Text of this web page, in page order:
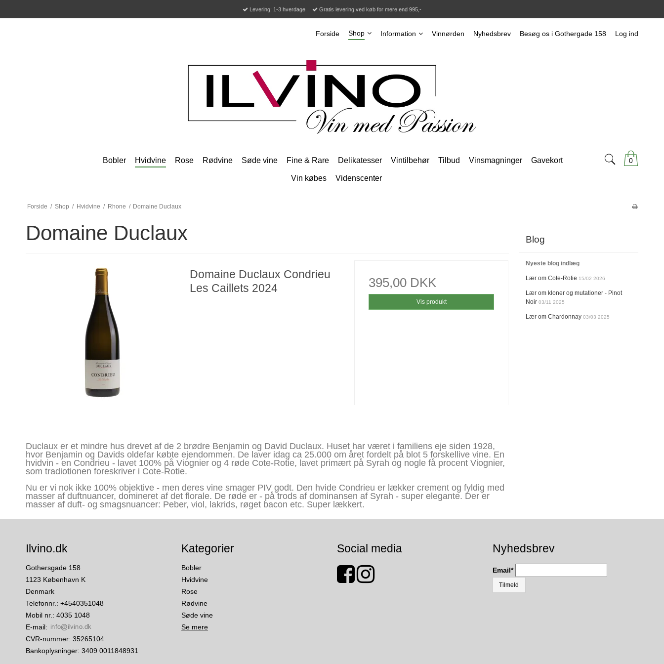
Levering: 1-3 hverdage Gratis levering ved køb for mere end 995,-
Forside Shop Information Vinnørden Nyhedsbrev Besøg os i Gothergade 158 Log ind
0
Bobler Hvidvine Rose Rødvine Søde vine Fine & Rare Delikatesser Vintilbehør Tilbud Vinsmagninger Gavekort
Vin købes Videnscenter
Forside / Shop / Hvidvine / Rhone / Domaine Duclaux
Domaine Duclaux
Domaine Duclaux Condrieu
Les Caillets 2024
395,00 DKK
Vis produkt
Duclaux er et mindre hus drevet af de 2 brødre Benjamin og David Duclaux. Huset har været i familiens eje siden 1928,
hvor Benjamin og Davids oldefar købte ejendommen. De laver idag ca 25.000 om året fordelt på blot 5 forskellive vine. En
hvidvin - en Condrieu - lavet 100% på Viognier og 4 røde Cote-Rotie, lavet primært på Syrah og nogle få procent Viognier,
som tradiotionen foreskriver i Cote-Rotie.
Nu er vi nok ikke 100% objektive - men deres vine smager PIV godt. Den hvide Condrieu er lækker crement og fyldig med
masser af duftnuancer, domineret af det florale. De røde er - på trods af dominansen af Syrah - super elegante. Der er
masser af duft- og smagsnuancer: Peber, viol, lakrids, røget bacon etc. Super lækkert.
Blog
Nyeste blog indlæg
Lær om Cote-Rotie 15/02 2026
Lær om kloner og mutationer - Pinot
Noir 03/11 2025
Lær om Chardonnay 03/03 2025
Ilvino.dk
Gothersgade 158
1123 København K
Denmark
Telefonnr. : +4540351048
Mobil nr. : 4035 1048
E-mail:
CVR-nummer: 35265104
Bankoplysninger: 3409 0011848931
Kategorier
Bobler
Hvidvine
Rose
Rødvine
Søde vine
Se mere
Social media Nyhedsbrev
Email*